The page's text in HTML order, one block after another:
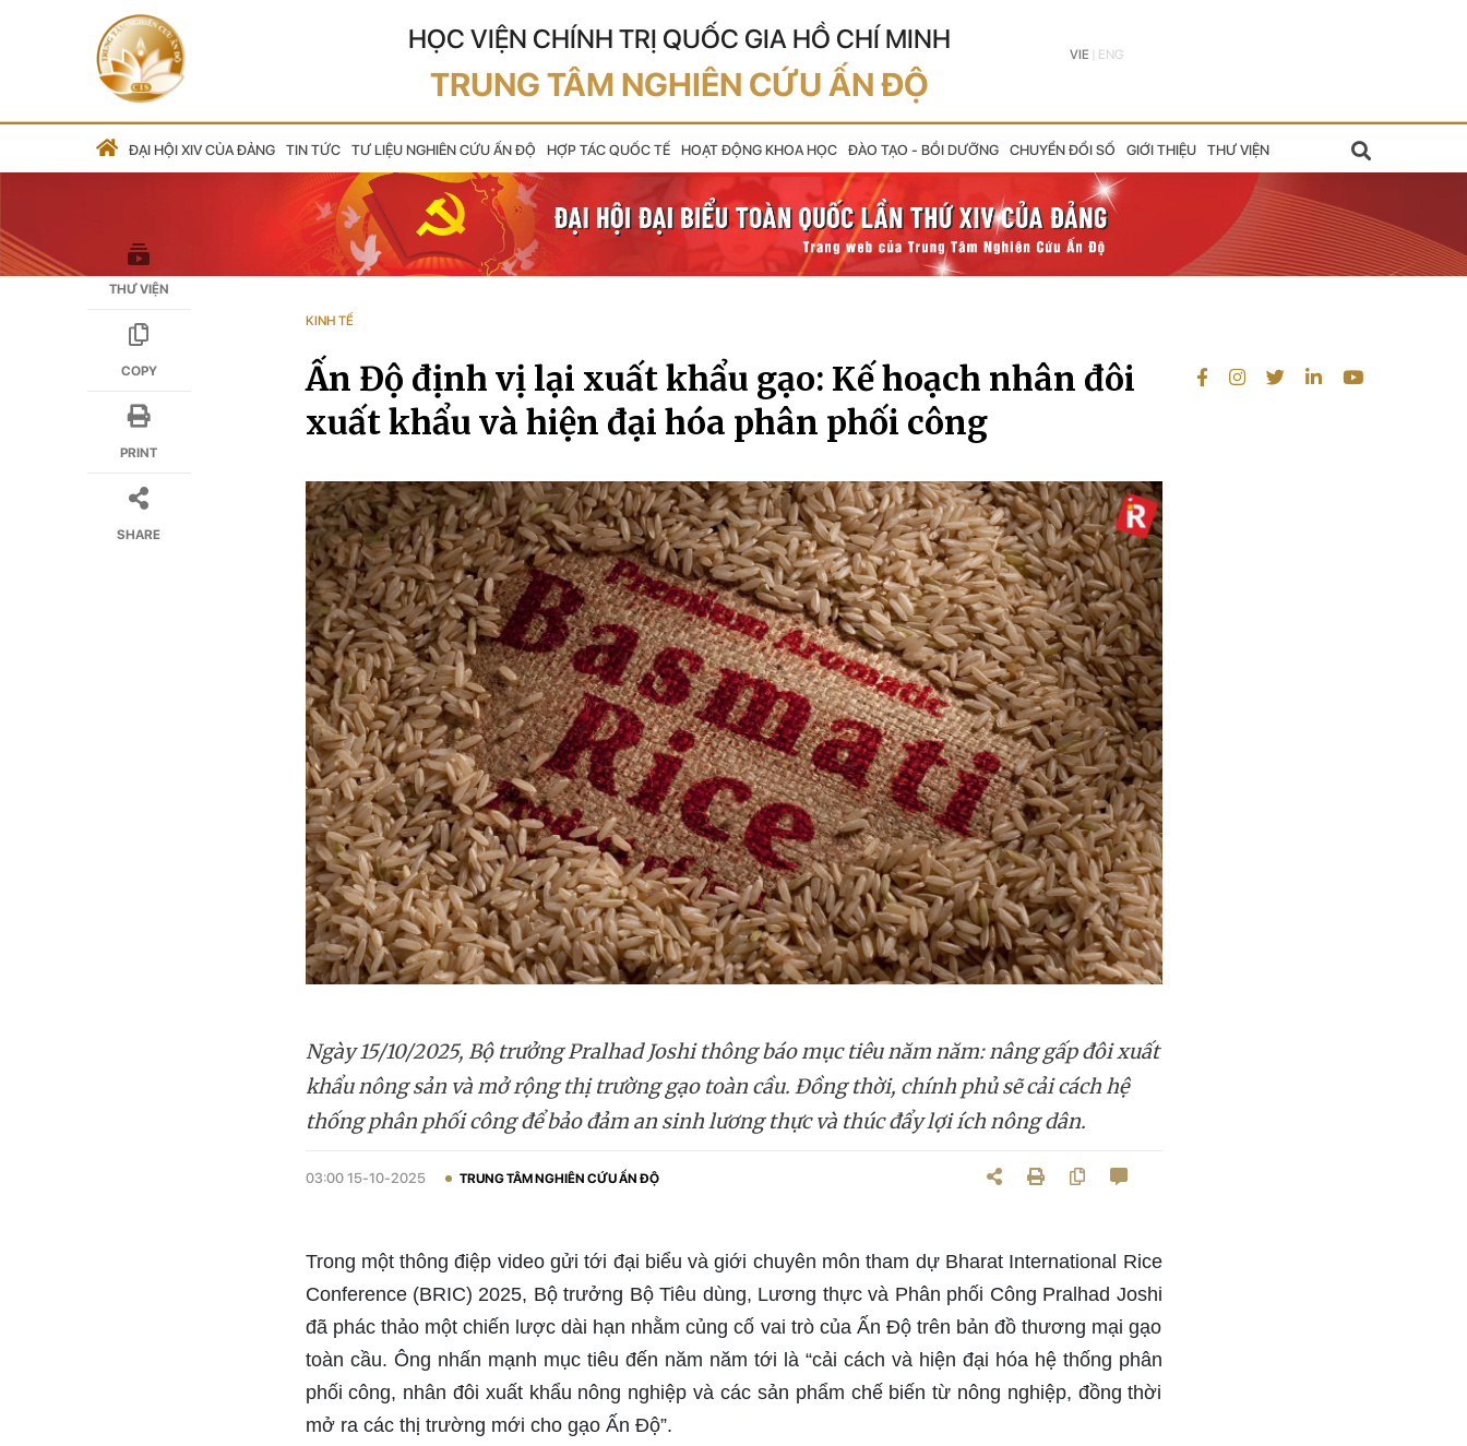
HỌC VIỆN CHÍNH TRỊ QUỐC GIA HỒ CHÍ MINH
TRUNG TÂM NGHIÊN CỨU ẤN ĐỘ
VIE ENG
ĐẠI HỘI XIV CỦA ĐẢNG TIN TỨC TƯ LIỆU NGHIÊN CỨU ẤN ĐỘ HỢP TÁC QUỐC TẾ HOẠT ĐỘNG KHOA HỌC ĐÀO TẠO - BỒI DƯỠNG CHUYỂN ĐỔI SỐ GIỚI THIỆU THƯ VIỆN
KINH TẾ
THƯ VIỆN
COPY
PRINT
SHARE
Ấn Độ định vị lại xuất khẩu gạo: Kế hoạch nhân đôi
xuất khẩu và hiện đại hóa phân phối công
Ngày 15/10/2025, Bộ trưởng Pralhad Joshi thông báo mục tiêu năm năm: nâng gấp đôi xuất
khẩu nông sản và mở rộng thị trường gạo toàn cầu. Đồng thời, chính phủ sẽ cải cách hệ
thống phân phối công để bảo đảm an sinh lương thực và thúc đẩy lợi ích nông dân.
03:00 15-10-2025 TRUNG TÂM NGHIÊN CỨU ẤN ĐỘ
Trong một thông điệp video gửi tới đại biểu và giới chuyên môn tham dự Bharat International Rice
Conference (BRIC) 2025, Bộ trưởng Bộ Tiêu dùng, Lương thực và Phân phối Công Pralhad Joshi
đã phác thảo một chiến lược dài hạn nhằm củng cố vai trò của Ấn Độ trên bản đồ thương mại gạo
toàn cầu. Ông nhấn mạnh mục tiêu đến năm năm tới là “cải cách và hiện đại hóa hệ thống phân
phối công, nhân đôi xuất khẩu nông nghiệp và các sản phẩm chế biến từ nông nghiệp, đồng thời
mở ra các thị trường mới cho gạo Ấn Độ”.